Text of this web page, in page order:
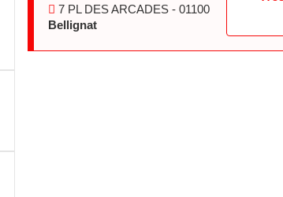
7 PL DES ARCADES - 01100
Bellignat